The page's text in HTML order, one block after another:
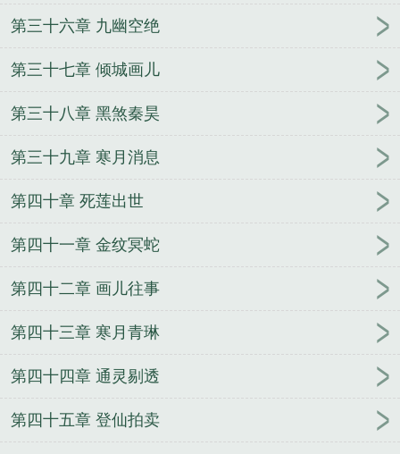
第三十六章 九幽空绝
第三十七章 倾城画儿
第三十八章 黑煞秦昊
第三十九章 寒月消息
第四十章 死莲出世
第四十一章 金纹冥蛇
第四十二章 画儿往事
第四十三章 寒月青琳
第四十四章 通灵剔透
第四十五章 登仙拍卖